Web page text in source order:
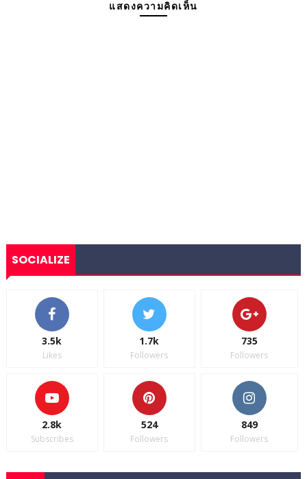
แสดงความคิดเห็น
SOCIALIZE
3.5k
Likes
1.7k
Followers
735
Followers
2.8k
Subscribes
524
Followers
849
Followers